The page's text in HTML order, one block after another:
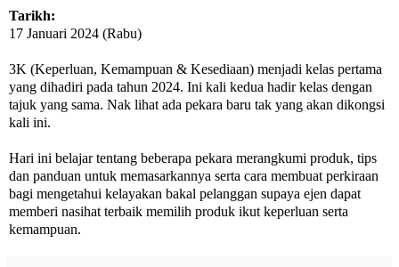
Tarikh:
17 Januari 2024 (Rabu)
3K (Keperluan, Kemampuan & Kesediaan) menjadi kelas pertama
yang dihadiri pada tahun 2024. Ini kali kedua hadir kelas dengan
tajuk yang sama. Nak lihat ada pekara baru tak yang akan dikongsi
kali ini.
Hari ini belajar tentang beberapa pekara merangkumi produk, tips
dan panduan untuk memasarkannya serta cara membuat perkiraan
bagi mengetahui kelayakan bakal pelanggan supaya ejen dapat
memberi nasihat terbaik memilih produk ikut keperluan serta
kemampuan.